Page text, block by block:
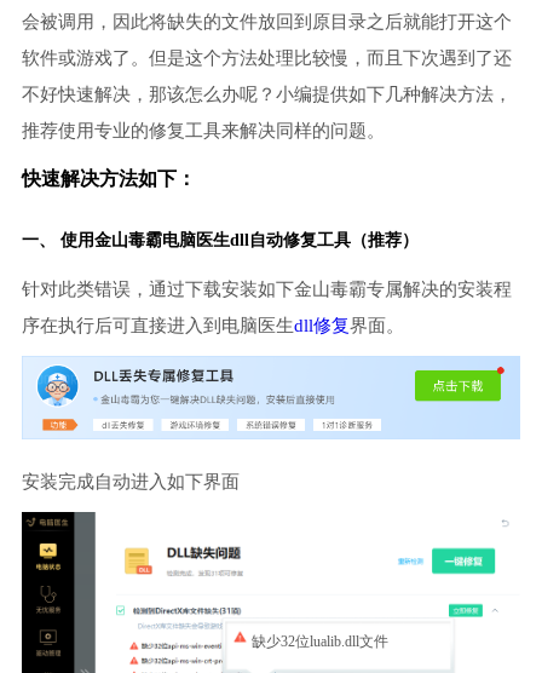
会被调用，因此将缺失的文件放回到原目录之后就能打开这个
软件或游戏了。但是这个方法处理比较慢，而且下次遇到了还
不好快速解决，那该怎么办呢？小编提供如下几种解决方法，
推荐使用专业的修复工具来解决同样的问题。
快速解决方法如下：
一、 使用金山毒霸电脑医生dll自动修复工具（推荐）
针对此类错误，通过下载安装如下金山毒霸专属解决的安装程
序在执行后可直接进入到电脑医生dll修复界面。
安装完成自动进入如下界面
缺少32位lualib.dll文件